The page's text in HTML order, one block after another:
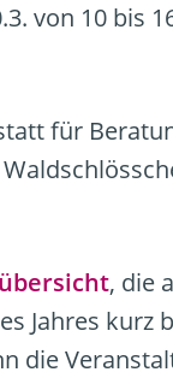
von 10 bis
für
, die
Jahres kurz
die